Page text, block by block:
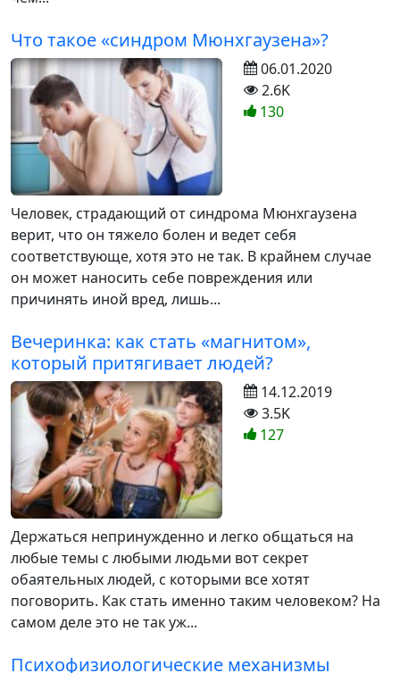
Что такое «синдром Мюнхгаузена»?
Человек, страдающий от синдрома Мюнхгаузена
верит, что он тяжело болен и ведет себя
соответствующе, хотя это не так. В крайнем случае
он может наносить себе повреждения или
причинять иной вред, лишь...
06.01.2020
2.6K
130
Вечеринка: как стать «магнитом»,
который притягивает людей?
Держаться непринужденно и легко общаться на
любые темы с любыми людьми вот секрет
обаятельных людей, с которыми все хотят
поговорить. Как стать именно таким человеком? На
самом деле это не так уж...
14.12.2019
3.5K
127
Психофизиологические механизмы